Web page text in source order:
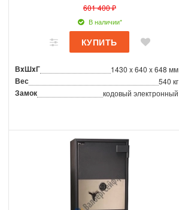
601 400 ₽
В наличии*
ВxШxГ 1430 x 640 x 648 мм
Вес 540 кг
Замок кодовый электронный